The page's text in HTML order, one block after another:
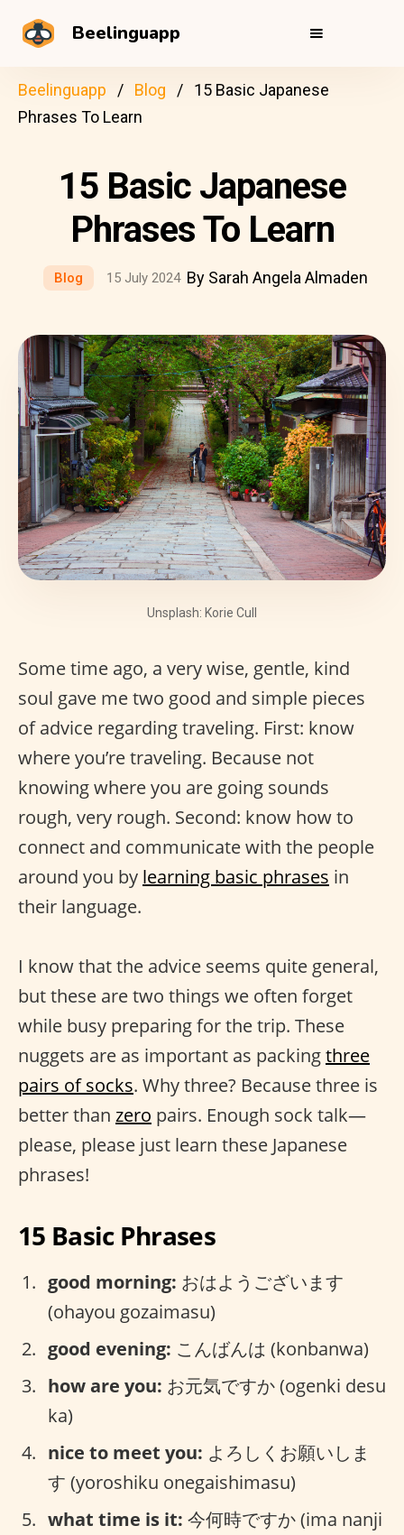
Beelinguapp
Beelinguapp Blog
15 Basic Japanese
Phrases To Learn
15 Basic Japanese
Phrases To Learn
Blog 15 July 2024 By Sarah Angela Almaden
Unsplash: Korie Cull
Some time ago, a very wise, gentle, kind
soul gave me two good and simple pieces
of advice regarding traveling. First: know
where you’re traveling. Because not
knowing where you are going sounds
rough, very rough. Second: know how to
connect and communicate with the people
around you by learning basic phrases in
their language.
I know that the advice seems quite general,
but these are two things we often forget
while busy preparing for the trip. These
nuggets are as important as packingthree
pairs of socks. Why three? Because three is
better than zero pairs. Enough sock talk—
please, please just learn these Japanese
phrases!
15 Basic Phrases
good morning: おはようございます
(ohayou gozaimasu)
good evening: こんばんは (konbanwa)
how are you: お元気ですか (ogenki desu
ka)
nice to meet you: よろしくお願いしま
す (yoroshiku onegaishimasu)
what time is it: 今何時ですか (ima nanji